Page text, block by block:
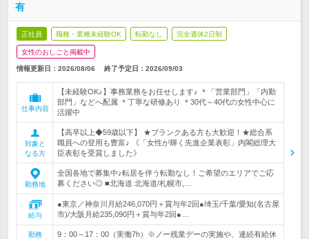
有
正社員 職種・業種未経験OK 転勤なし 完全週休2日制
女性のおしごと掲載中
情報更新日：2026/08/06 終了予定日： 2026/09/03
仕事内容
【未経験OK♪】事務業務をお任せします♪ ＊「営業部門」「内勤
部門」などへ配属 ＊丁寧な研修あり ＊30代～40代の女性中心に
活躍中
対象と
なる方
【高卒以上◆59歳以下】 ★ブランクある方も大歓迎！★総合系
職員への登用も豊富♪ 《「女性が輝く先進企業表彰」内閣総理大
臣表彰を受賞しました》
勤務地
全国各地で募集中♪転居を伴う転勤なし！ご希望のエリアでご応
募ください◎ ■北海道 北海道/札幌市,…
給与
●東京／神奈川月給246,070円＋賞与年2回●埼玉/千葉/愛知(名古屋
市)/大阪月給235,090円＋賞与年2回●…
勤務
9：00～17：00（実働7h）※ノー残業デーの実施や、連続有給休